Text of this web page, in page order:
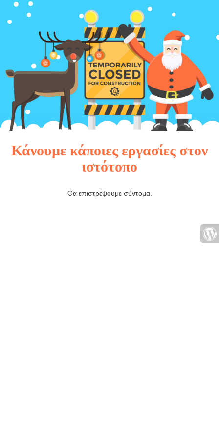
Κάνουμε κάποιες εργασίες στον
ιστότοπο
Θα επιστρέψουμε σύντομα.